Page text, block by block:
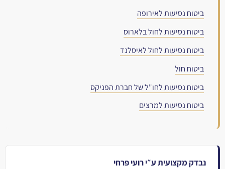
ביטוח נסיעות לאירופה
ביטוח נסיעות לחול בלארוס
ביטוח נסיעות לחול לאיסלנד
ביטוח חול
ביטוח נסיעות לחו"ל של חברת הפניקס
ביטוח נסיעות למרצים
נבדק מקצועית ע״י רועי פרחי